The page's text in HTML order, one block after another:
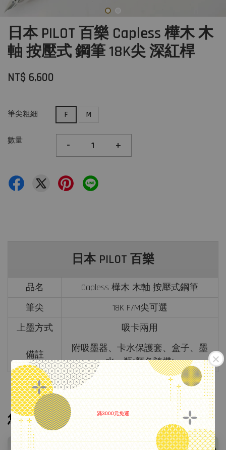
滿3000元免運
日本 PILOT 百樂 Capless 樺木 木
軸 按壓式 鋼筆 18K尖 深紅桿
NT$ 6,600
筆尖粗細 F M
數量 - +
日本 PILOT 百樂
品名
Capless 樺木 木軸 按壓式鋼筆
筆尖
18K F/M尖可選
上墨方式
吸卡兩用
備註
附吸墨器、卡水保護套、盒子、墨
水一瓶(顏色隨機)
您可能也喜歡